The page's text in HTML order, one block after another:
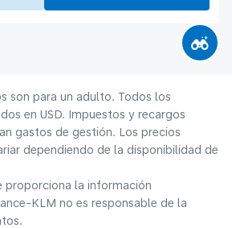
son para un adulto. Todos los
en USD. Impuestos y recargos
gastos de gestión. Los precios
dependiendo de la disponibilidad de
proporciona la información
KLM no es responsable de la